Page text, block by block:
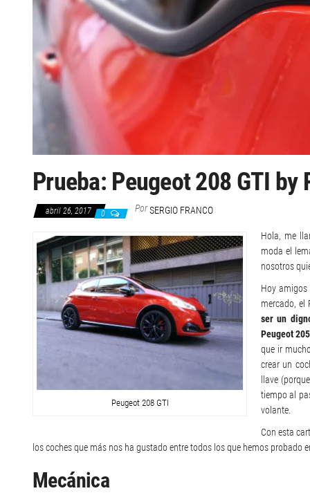
Prueba: Peugeot 208 GTI by
abril 26, 2017 0 PorSERGIO FRANCO
Peugeot 208 GTI
Hola, me
moda el
nosotros
Hoy
mercado, el
ser un
Peugeot
que ir
crear un
llave
tiempo al
volante.
Con esta
los coches que más nos ha gustado entre todos los que hemos probado
Mecánica